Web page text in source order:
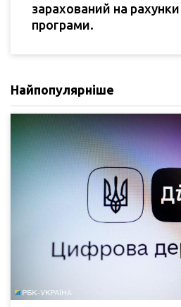
зарахований на рахунки
програми.
Найпопулярніше